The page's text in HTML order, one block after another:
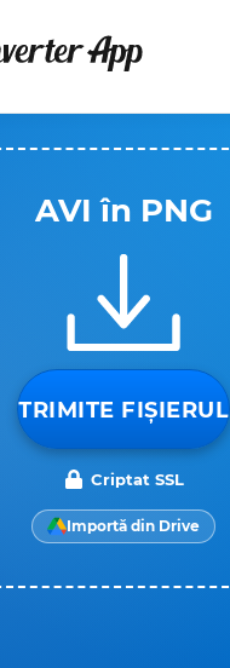
AVI în PNG
TRIMITE FIȘIERUL
Criptat SSL
Importă din Drive